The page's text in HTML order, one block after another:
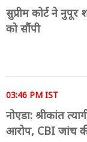
सुप्रीम कोर्ट ने
को सौंपी
03:46 PM IST
नोएडा: श्रीकांत
आरोप, CBI जांच